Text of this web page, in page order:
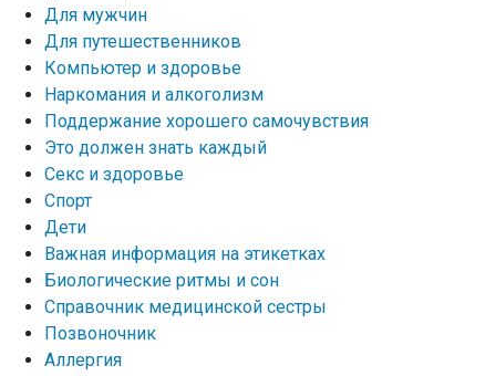
Для мужчин
Для путешественников
Компьютер и здоровье
Наркомания и алкоголизм
Поддержание хорошего самочувствия
Это должен знать каждый
Секс и здоровье
Спорт
Дети
Важная информация на этикетках
Биологические ритмы и сон
Справочник медицинской сестры
Позвоночник
Аллергия